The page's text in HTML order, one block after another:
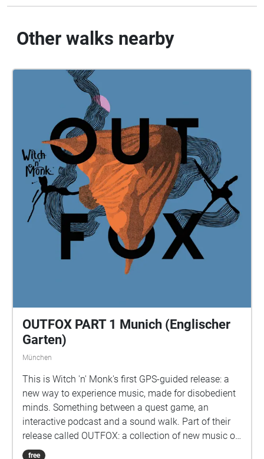
Other walks nearby
OUTFOX PART 1 Munich (Englischer
Garten)
München
This is Witch 'n' Monk's first GPS-guided release: a
new way to experience music, made for disobedient
minds. Something between a quest game, an
interactive podcast and a sound walk. Part of their
release called OUTFOX: a collection of new music on
the theme of radical creativity. To download
free